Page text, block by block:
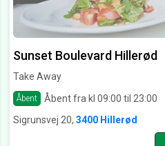
Sunset Boulevard Hillerød
Take Away
Åbent
Åbent fra kl 09:00 til 23:00
Sigrunsvej 20, 3400 Hillerød